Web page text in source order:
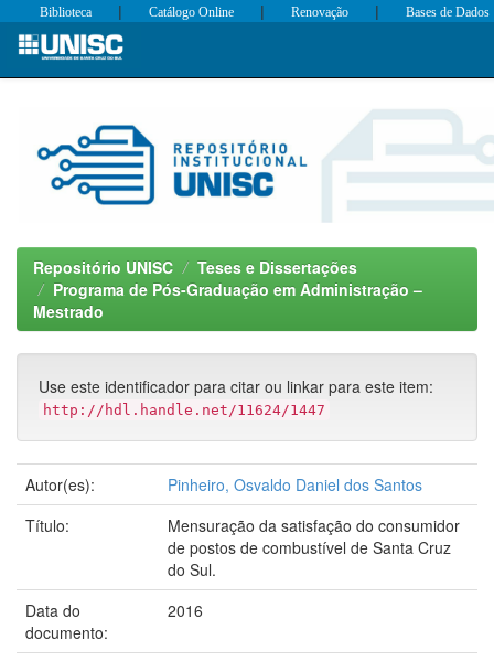
Skip
Biblioteca | Catálogo Online | Renovação | Bases de Dados
Repositório UNISC
Teses e Dissertações
Programa de Pós-Graduação em Administração –
Mestrado
Use este identificador para citar ou linkar para este item:
http://hdl.handle.net/11624/1447
Autor(es):
Pinheiro, Osvaldo Daniel dos Santos
Título:
Mensuração da satisfação do consumidor
de postos de combustível de Santa Cruz
do Sul.
Data do
documento:
2016